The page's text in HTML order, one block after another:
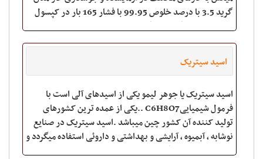
گرید 3.5 با درصد خلوص 99.95 با فشار 165 بار در کپسول
اسید سیتریک
اسید سیتریک یا جوهر لیمو یکی از اسیدهای آلی است با
فرمول شیمیاییC6H8O7 ..یکی از عمده ترین کشورهای
تولید کننده آن کشور چین میباشد .اسید سیتریک در صنایع
نوشابه ، آبمیوه ، آرایشی و بهداشتی و داروئی استفاده میگردد و
علاوه بر طعم دهندگی باعث تنظیم